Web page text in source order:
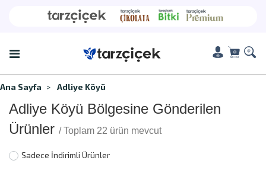
Ana Sayfa Adliye Köyü
Adliye Köyü Bölgesine Gönderilen
Ürünler / Toplam 22 ürün mevcut
Sadece İndirimli Ürünler